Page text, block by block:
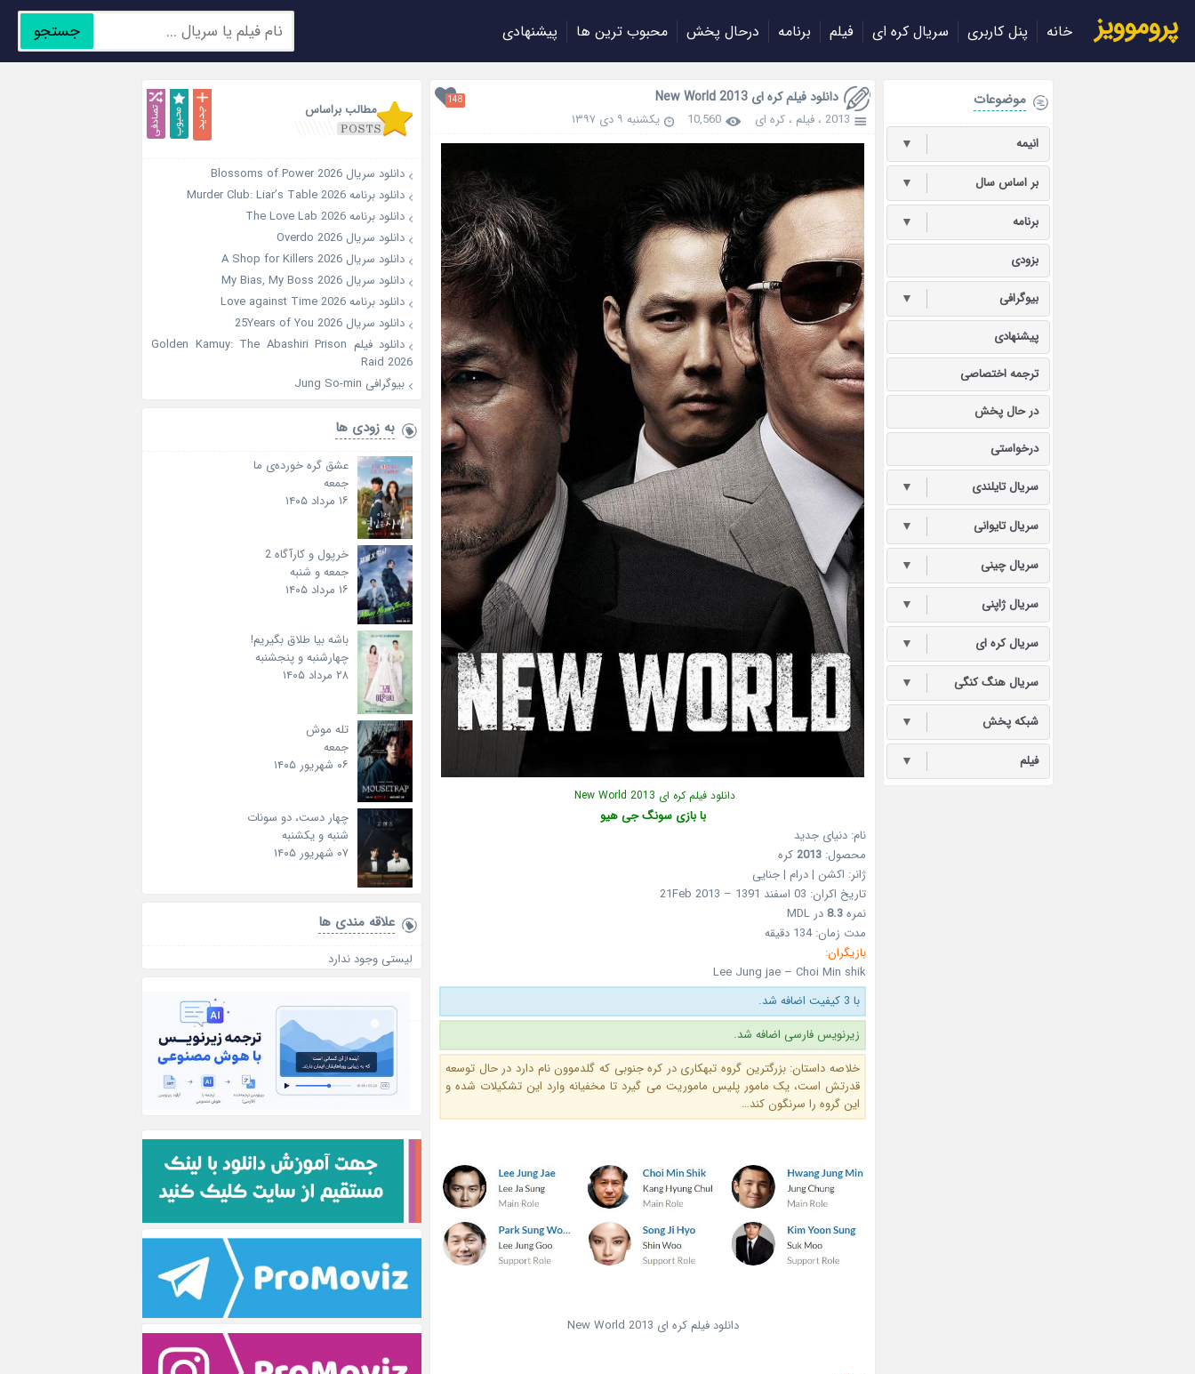
پروموویز خانه پنل کاربری سریال کره ای فیلم برنامه درحال پخش محبوب ترین ها پیشنهادی جستجو
دانلود فیلم کره ای New World 2013 148
2013 ، فیلم ، کره ای 10,560 یکشنبه ۹ دی ۱۳۹۷
دانلود فیلم کره ای New World 2013
با بازی سونگ جی هیو
نام: دنیای جدید
محصول: 2013کره
ژانر: اکشن | درام | جنایی
تاریخ اکران: 03 اسفند 1391 – 21Feb 2013
نمره8.3 در MDL
مدت زمان: 134 دقیقه
بازیگران:
Lee Jung jae – Choi Min shik
با 3 کیفیت اضافه شد.
زیرنویس فارسی اضافه شد.
خلاصه داستان: بزرگترین گروه تبهکاری در کره جنوبی که گلدموون نام دارد در حال توسعه
قدرتش است،‌ یک مامور پلیس ماموریت می گیرد تا مخفیانه وارد این تشکیلات شده و
این گروه را سرنگون کند…
دانلود فیلم کره ای New World 2013
موضوعات
انیمه ▼
بر اساس سال ▼
برنامه ▼
بزودی
بیوگرافی ▼
پیشنهادی
ترجمه اختصاصی
در حال پخش
درخواستی
سریال تایلندی ▼
سریال تایوانی ▼
سریال چینی ▼
سریال ژاپنی ▼
سریال کره ای ▼
سریال هنگ کنگی ▼
شبکه پخش ▼
فیلم ▼
مطالب براساس
دانلود سریال Blossoms of Power 2026
دانلود برنامه Murder Club: Liar’s Table 2026
دانلود برنامه The Love Lab 2026
دانلود سریال Overdo 2026
دانلود سریال A Shop for Killers 2026
دانلود سریال My Bias, My Boss 2026
دانلود برنامه Love against Time 2026
دانلود سریال 25Years of You 2026
دانلود فیلم Golden Kamuy: The Abashiri Prison
Raid 2026
بیوگرافی Jung So-min
به زودی ها
عشق گره خورده‌ی ما
جمعه
۱۶ مرداد ۱۴۰۵
خرپول و کارآگاه 2
جمعه و شنبه
۱۶ مرداد ۱۴۰۵
باشه بیا طلاق بگیریم!
چهارشنبه و پنجشنبه
۲۸ مرداد ۱۴۰۵
تله موش
جمعه
۰۶ شهریور ۱۴۰۵
چهار دست، دو سونات
شنبه و یکشنبه
۰۷ شهریور ۱۴۰۵
علاقه‌ مندی ها
لیستی وجود ندارد